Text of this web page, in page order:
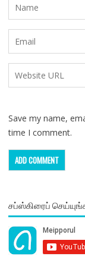
Save my name,
time I comment.
சப்ஸ்கிரைப்